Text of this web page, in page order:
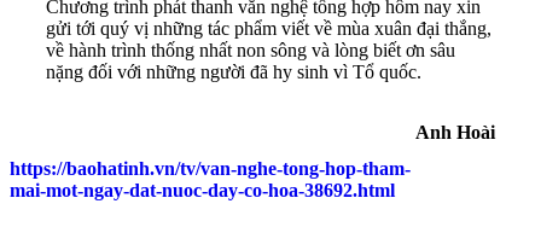
Chương trình phát thanh văn nghệ tổng hợp hôm nay xin
gửi tới quý vị những tác phẩm viết về mùa xuân đại thắng,
về hành trình thống nhất non sông và lòng biết ơn sâu
nặng đối với những người đã hy sinh vì Tổ quốc.
Anh Hoài
https://baohatinh.vn/tv/van-nghe-tong-hop-tham-
mai-mot-ngay-dat-nuoc-day-co-hoa-38692.html